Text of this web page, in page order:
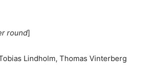
round]
Lindholm, Thomas Vinterberg